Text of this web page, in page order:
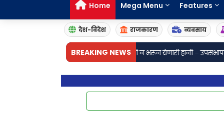
Home Mega Menu Features
देश-विदेश राजकारण व्यवसाय
BREAKING NEWS
यांच्या निधनाने साहित्य क्षेत्राची न भरून येणारी हानी – उपसभापती सचिन